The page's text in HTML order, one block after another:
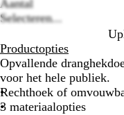
Aantal
Selecteren...
Productopties
Opvallende
voor het hele publiek.
Rechthoek of
3 materiaalopties